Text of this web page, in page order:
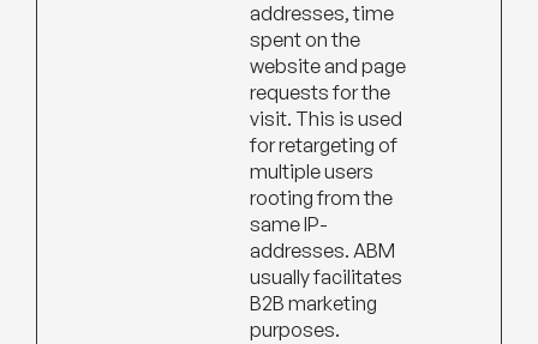
addresses, time
spent on the
website and page
requests for the
visit. This is used
for retargeting of
multiple users
rooting from the
same IP-
addresses. ABM
usually facilitates
B2B marketing
purposes.